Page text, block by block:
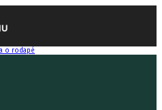
o rodapé